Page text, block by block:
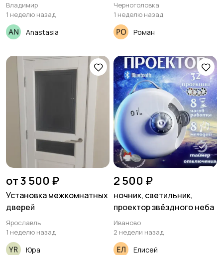
Владимир
1 неделю назад
Anastasia
Черноголовка
1 неделю назад
Роман
от 3 500 ₽
Установка межкомнатных
дверей
Ярославль
1 неделю назад
Юра
2 500 ₽
ночник, светильник,
проектор звёздного неба
Иваново
2 недели назад
Елисей